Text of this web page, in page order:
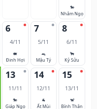
🐎
Nhâm Ngọ
6
4/11
🐖
Đinh Hợi
7
5/11
🐀
Mậu Tý
8
6/11
🐂
Kỷ Sửu
13
11/11
🐎
Giáp Ngọ
14
12/11
🐐
Ất Mùi
15
13/11
🐒
Bính Thân